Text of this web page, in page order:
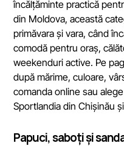
încălțăminte practică
din Moldova, această
primăvara și vara, când
comodă pentru oraș,
weekenduri active. Pe
după mărime, culoare,
comanda online sau
Sportlandia din Chișinău
Papuci, saboți și